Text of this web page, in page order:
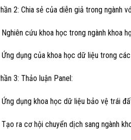
2: Chia sẻ của diễn giả trong ngành
Nghiên cứu khoa học trong ngành khoa
Ứng dụng của khoa học dữ liệu trong
3: Thảo luận Panel:
Ứng dụng khoa học dữ liệu bảo vệ trái
Tạo ra cơ hội chuyển dịch sang ngành